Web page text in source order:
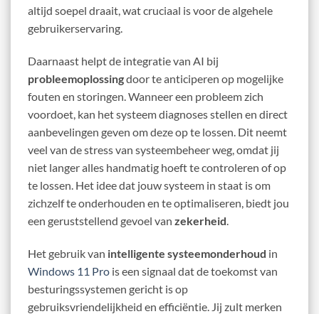
altijd soepel draait, wat cruciaal is voor de algehele
gebruikerservaring.
Daarnaast helpt de integratie van AI bij
probleemoplossingdoor te anticiperen op mogelijke
fouten en storingen. Wanneer een probleem zich
voordoet, kan het systeem diagnoses stellen en direct
aanbevelingen geven om deze op te lossen. Dit neemt
veel van de stress van systeembeheer weg, omdat jij
niet langer alles handmatig hoeft te controleren of op
te lossen. Het idee dat jouw systeem in staat is om
zichzelf te onderhouden en te optimaliseren, biedt jou
een geruststellend gevoel van zekerheid
Het gebruik van intelligente systeemonderhoud in
Windows 11 Pro is een signaal dat de toekomst van
besturingssystemen gericht is op
gebruiksvriendelijkheid en efficiëntie. Jij zult merken